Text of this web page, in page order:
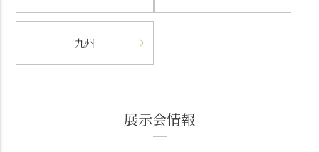
九州
展示会情報